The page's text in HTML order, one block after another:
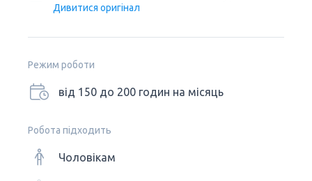
Дивитися оригінал
Режим роботи
від 150 до 200 годин на місяць
Робота підходить
Чоловікам